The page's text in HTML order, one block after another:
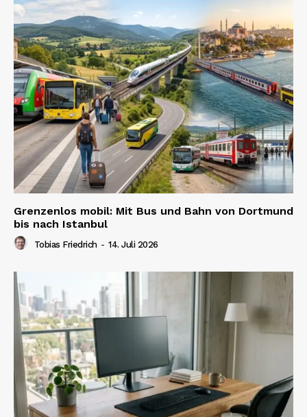
Grenzenlos mobil: Mit Bus und Bahn von Dortmund
bis nach Istanbul
Tobias Friedrich - 14. Juli 2026